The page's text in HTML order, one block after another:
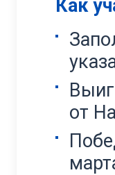
Как
от